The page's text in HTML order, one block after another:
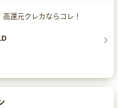
還元クレカならコレ！